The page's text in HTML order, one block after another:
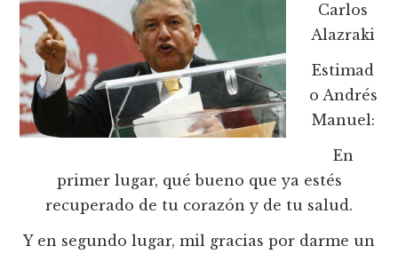
Carlos
Alazraki
Estimad
o Andrés
Manuel:
En
primer lugar, qué bueno que ya estés
recuperado de tu corazón y de tu salud.
Y en segundo lugar, mil gracias por darme un